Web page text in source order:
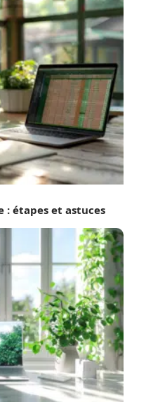
: étapes et astuces